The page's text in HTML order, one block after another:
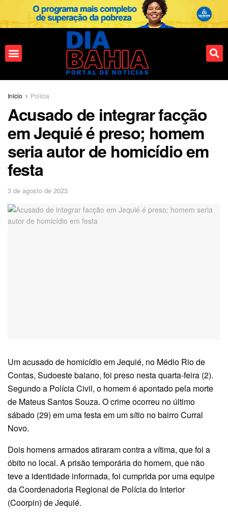
Início Polícia
Acusado de integrar facção
em Jequié é preso; homem
seria autor de homicídio em
festa
3 de agosto de 2023
Um acusado de homicídio em Jequié, no Médio Rio de
Contas, Sudoeste baiano, foi preso nesta quarta-feira (2).
Segundo a Polícia Civil, o homem é apontado pela morte
de Mateus Santos Souza. O crime ocorreu no último
sábado (29) em uma festa em um sítio no bairro Curral
Novo.
Dois homens armados atiraram contra a vítima, que foi a
óbito no local. A prisão temporária do homem, que não
teve a identidade informada, foi cumprida por uma equipe
da Coordenadoria Regional de Polícia do Interior
(Coorpin) de Jequié.